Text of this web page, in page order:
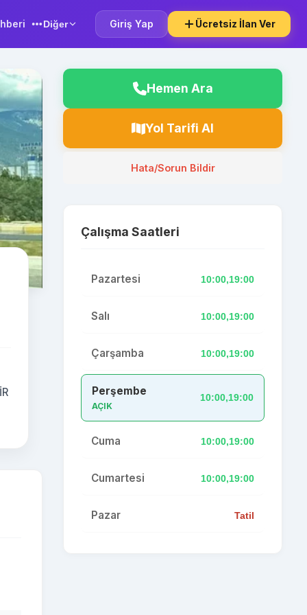
Diğer Giriş Yap Ücretsiz İlan Ver
Hemen Ara
Yol Tarifi Al
Hata/Sorun Bildir
Çalışma Saatleri
Pazartesi 10:00,19:00
Salı 10:00,19:00
Çarşamba 10:00,19:00
Perşembe
AÇIK
10:00,19:00
Cuma 10:00,19:00
Cumartesi 10:00,19:00
Pazar Tatil